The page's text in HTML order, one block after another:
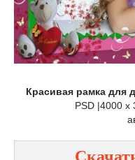
Красивая рамка для
PSD |4000 x